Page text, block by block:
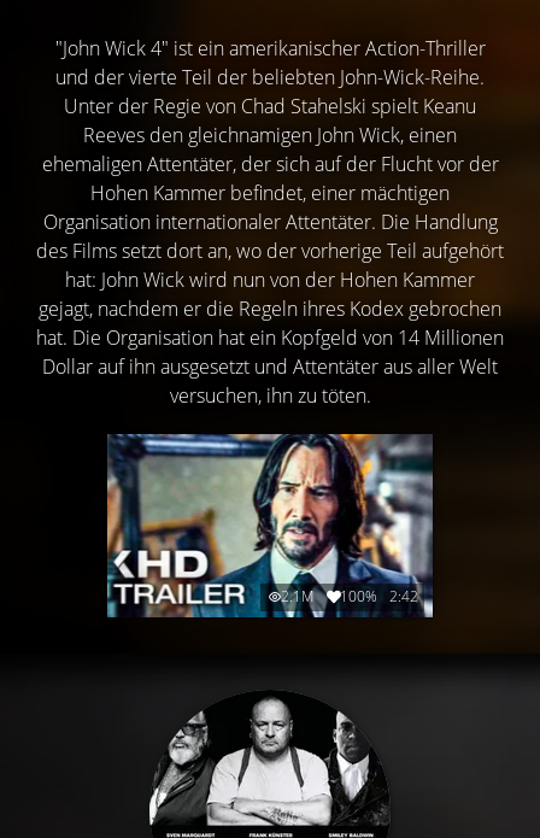
"John Wick 4" ist ein amerikanischer Action-Thriller
und der vierte Teil der beliebten John-Wick-Reihe.
Unter der Regie von Chad Stahelski spielt Keanu
Reeves den gleichnamigen John Wick, einen
ehemaligen Attentäter, der sich auf der Flucht vor der
Hohen Kammer befindet, einer mächtigen
Organisation internationaler Attentäter. Die Handlung
des Films setzt dort an, wo der vorherige Teil aufgehört
hat: John Wick wird nun von der Hohen Kammer
gejagt, nachdem er die Regeln ihres Kodex gebrochen
hat. Die Organisation hat ein Kopfgeld von 14 Millionen
Dollar auf ihn ausgesetzt und Attentäter aus aller Welt
versuchen, ihn zu töten.
2.1M 100% 2:42